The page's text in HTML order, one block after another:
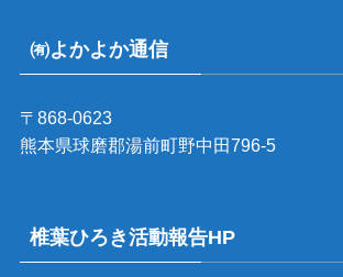
㈲よかよか通信
〒868-0623
熊本県球磨郡湯前町野中田796-5
椎葉ひろき活動報告HP